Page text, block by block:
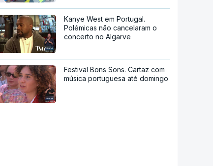
Kanye West em Portugal.
Polémicas não cancelaram o
concerto no Algarve
Festival Bons Sons. Cartaz com
música portuguesa até domingo